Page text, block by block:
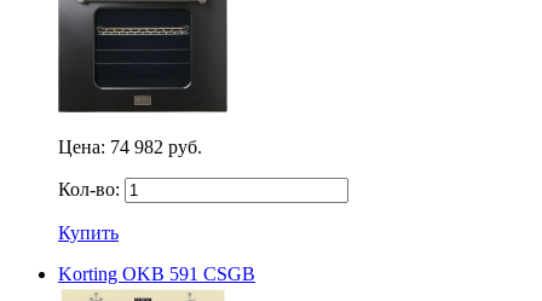
Цена: 74 982 руб.
Кол-во:
Купить
Korting OKB 591 CSGB